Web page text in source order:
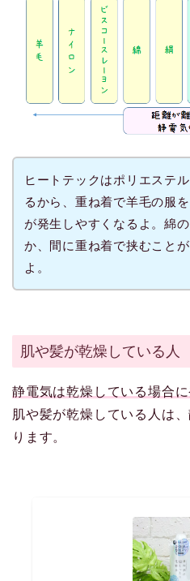
ヒートテックはポリエステ
るから、重ね着で羊毛の服
が発生しやすくなるよ。綿
か、間に重ね着で挟むこと
よ。
肌や髪が乾燥している人
静電気は乾燥している場合
肌や髪が乾燥している人は
ります。